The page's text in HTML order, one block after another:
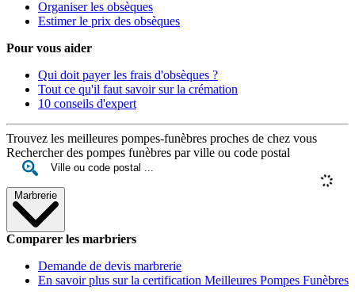
Organiser les obsèques
Estimer le prix des obsèques
Pour vous aider
Qui doit payer les frais d'obsèques ?
Tout ce qu'il faut savoir sur la crémation
10 conseils d'expert
Trouvez les meilleures pompes-funèbres proches de chez vous
Rechercher des pompes funèbres par ville ou code postal
Marbrerie
Comparer les marbriers
Demande de devis marbrerie
En savoir plus sur la certification Meilleures Pompes Funèbres